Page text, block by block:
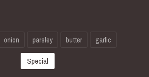
onion parsley butter garlic
Special